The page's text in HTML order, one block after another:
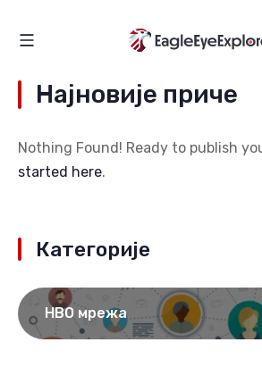
Најновије приче
Nothing Found! Ready to publish
started here.
Категорије
НВО мрежа